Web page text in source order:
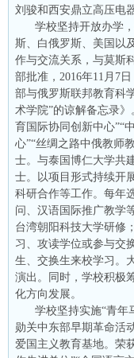
刘骏和西安鼎立高压电
学校坚持开放办学
斯、白俄罗斯、美国以
作与交流关系，与莫斯
部批准，2016年11月7
部与俄罗斯联邦教育科
术学院”的谅解备忘录
育国际协同创新中心”“
心”“丝绸之路中俄教师
士。与泰国博仁大学共
士。以项目形式持续开
科研合作等工作。每年
问、汉语国际推广教学
台湾朝阳科技大学研修
习、攻读学位或参与交
生、交换生来校学习。
演出。同时，学校积极
化方向发展。
学校坚持实施“青年
勋关中东部早期革命活
爱国主义教育基地。荣